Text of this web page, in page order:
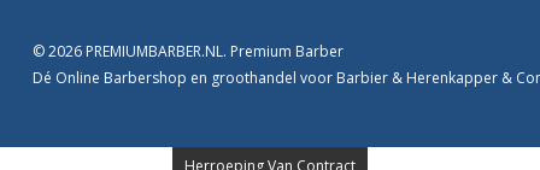
© 2026 PREMIUMBARBER.NL. Premium Barber
Dé Online Barbershop en groothandel voor Barbier & Herenkapper &
Herroeping Van Contract